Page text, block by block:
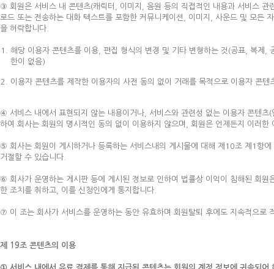
③ 회원은 서비스 내 콘텐츠(캐릭터, 이미지, 음원 등의 직접적인 내용과 서비스
로드 또는 전송하는 대화 텍스트를 포함한 커뮤니케이션, 이미지, 사운드 및 모든
을 허락합니다.
해당 이용자 콘텐츠를 이용, 편집 형식의 변경 및 기타 변형하는 것(공표, 복제
한이 없음)
이용자 콘텐츠를 제작한 이용자의 사전 동의 없이 거래를 목적으로 이용자 콘
④ 서비스 내에서 표현되지 않는 내용이거나, 서비스와 관련성 없는 이용자 콘텐
하여 회사는 회원의 명시적인 동의 없이 이용하지 않으며, 회원은 언제든지 이러
⑤ 회사는 회원이 게시하거나 등록하는 서비스내의 게시물에 대해 제10조 제1항
거절할 수 있습니다.
⑥ 회사가 운영하는 게시판 등에 게시된 정보로 인하여 법률상 이익이 침해된 회
한 조치를 취하고, 이를 신청인에게 통지합니다.
⑦ 이 조는 회사가 서비스를 운영하는 동안 유효하며 회원탈퇴 후에도 지속적으로
제 19조 콘텐츠의 이용